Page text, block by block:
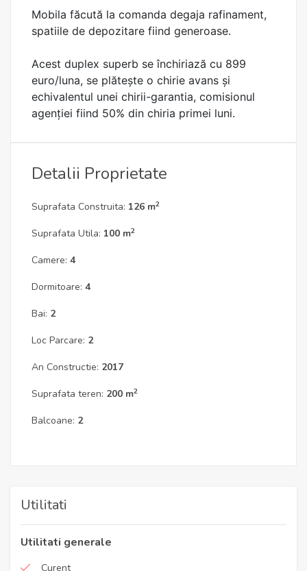
Mobila făcută la comanda degaja rafinament,
spatiile de depozitare fiind generoase.
Acest duplex superb se închiriază cu 899
euro/luna, se plătește o chirie avans și
echivalentul unei chirii-garantia, comisionul
agenției fiind 50% din chiria primei luni.
Detalii Proprietate
Suprafata Construita: 126 m2
Suprafata Utila: 100 m2
Camere: 4
Dormitoare: 4
Bai: 2
Loc Parcare: 2
An Constructie: 2017
Suprafata teren: 200 m2
Balcoane: 2
Utilitati
Utilitati generale
Curent